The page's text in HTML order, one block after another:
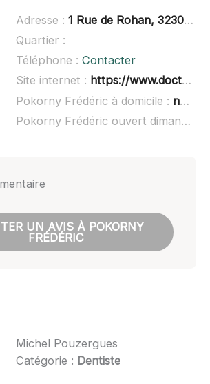
Adresse : 1 Rue de Rohan, 32300 Mirande
Quartier :
Téléphone : Contacter
Site internet : https://www.doctolib.fr/dentiste/mirande/frederick-pokorny
Pokorny Frédéric à domicile : non renseigné
Pokorny Frédéric ouvert dimanche :
UN AVIS À POKORNY
FRÉDÉRIC
Michel Pouzergues
Catégorie : Dentiste